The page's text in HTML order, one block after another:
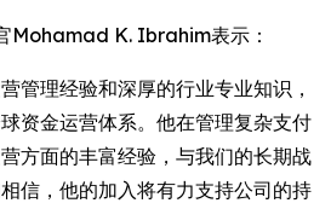
Mohamad K. Ibrahim表示：
管理经验和深厚的行业专业知识，
资金运营体系。他在管理复杂支付
方面的丰富经验，与我们的长期战
信，他的加入将有力支持公司的持